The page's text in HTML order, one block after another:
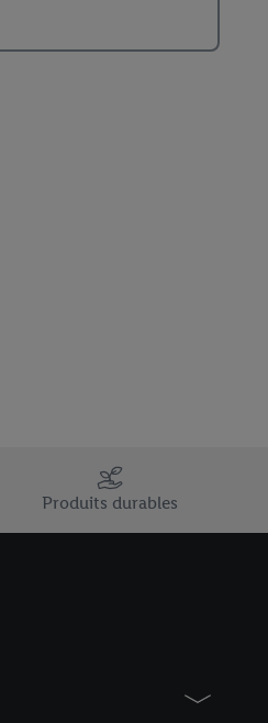
Produits durables